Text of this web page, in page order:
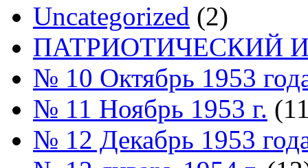
Uncategorized (2)
ПАТРИОТИЧЕСКИЙ
№ 10 Октябрь 1953
№ 11 Ноябрь 1953 г.
№ 12 Декабрь 1953